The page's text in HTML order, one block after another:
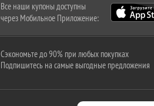
Все наши купоны доступны
через Мобильное Приложение:
Сэкономьте до 90% при любых покупках
Подпишитесь на самые выгодные предложения